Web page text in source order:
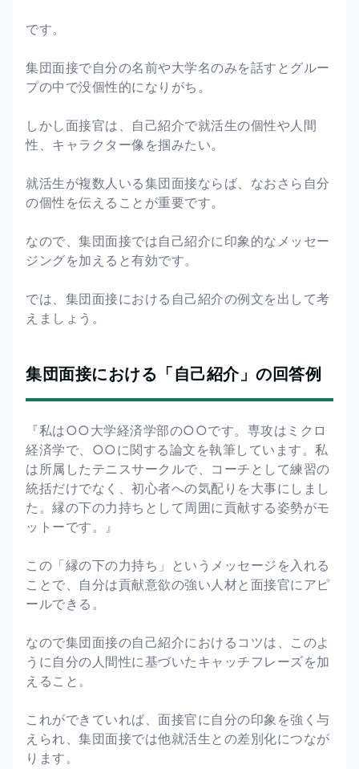
です。
集団面接で自分の名前や大学名のみを話すとグルー
プの中で没個性的になりがち。
しかし面接官は、自己紹介で就活生の個性や人間
性、キャラクター像を掴みたい。
就活生が複数人いる集団面接ならば、なおさら自分
の個性を伝えることが重要です。
なので、集団面接では自己紹介に印象的なメッセー
ジングを加えると有効です。
では、集団面接における自己紹介の例文を出して考
えましょう。
集団面接における「自己紹介」の回答例
『私は○○大学経済学部の○○です。専攻はミクロ
経済学で、○○に関する論文を執筆しています。私
は所属したテニスサークルで、コーチとして練習の
統括だけでなく、初心者への気配りを大事にしまし
た。縁の下の力持ちとして周囲に貢献する姿勢がモ
ットーです。』
この「縁の下の力持ち」というメッセージを入れる
ことで、自分は貢献意欲の強い人材と面接官にアピ
ールできる。
なので集団面接の自己紹介におけるコツは、このよ
うに自分の人間性に基づいたキャッチフレーズを加
えること。
これができていれば、面接官に自分の印象を強く与
えられ、集団面接では他就活生との差別化につなが
ります。